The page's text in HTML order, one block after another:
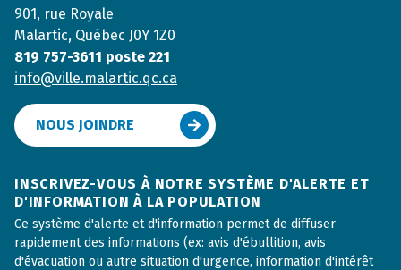
901, rue Royale
Malartic, Québec J0Y 1Z0
819 757-3611 poste 221
info@ville.malartic.qc.ca
NOUS JOINDRE
INSCRIVEZ-VOUS À NOTRE SYSTÈME D'ALERTE ET
D'INFORMATION À LA POPULATION
Ce système d'alerte et d'information permet de diffuser
rapidement des informations (ex: avis d'ébullition, avis
d'évacuation ou autre situation d'urgence, information d'intérêt